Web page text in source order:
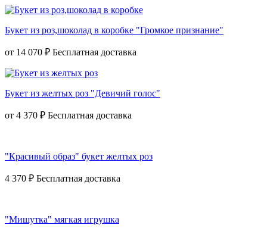
Букет из роз,шоколад в коробке "Громкое признание"
от 14 070 ₽
Букет из желтых роз "Девичий голос"
от 4 370 ₽
"Красивый образ" букет желтых роз
4 370 ₽
"Мишутка" мягкая игрушка